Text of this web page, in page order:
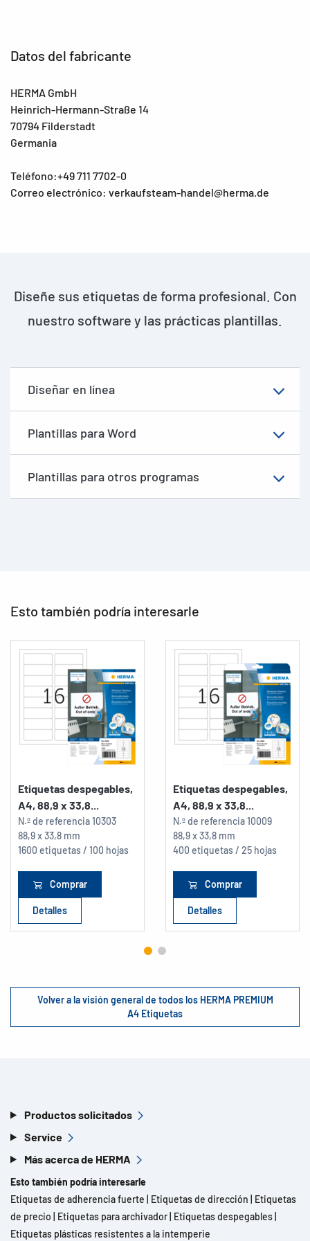
Datos del fabricante
HERMA GmbH
Heinrich-Hermann-Straße 14
70794 Filderstadt
Germania
Teléfono:+49 711 7702-0
Correo electrónico: verkaufsteam-handel@herma.de
Diseñe sus etiquetas de forma profesional. Con
nuestro software y las prácticas plantillas.
Diseñar en línea
Plantillas para Word
Plantillas para otros programas
Esto también podría interesarle
Etiquetas despegables,
A4, 88,9 x 33,8...
N.º de referencia10303
88,9 x 33,8 mm
1600 etiquetas / 100 hojas
Comprar
Detalles
Etiquetas despegables,
A4, 88,9 x 33,8...
N.º de referencia10009
88,9 x 33,8 mm
400 etiquetas / 25 hojas
Comprar
Detalles
Volver a la visión general de todos los HERMA PREMIUM
A4 Etiquetas
Productos solicitados
Service
Más acerca de HERMA
Esto también podría interesarle
Etiquetas de adherencia fuerte
Etiquetas de dirección
Etiquetas
de precio
Etiquetas para archivador Etiquetas despegables
Etiquetas plásticas resistentes a la intemperie